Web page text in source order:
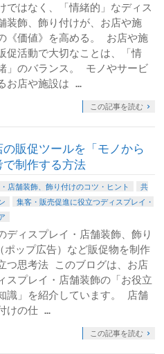
ではなく、「情緒的」なディス
装飾、飾り付けが、お店や施
《価値》を高める。 お店や施
促活動で大切なことは、「情
」のバランス。 モノやサービ
お店や施設は …
この記事を読む
販促ツールを「モノから
で制作する方法
店舗装飾、飾り付けのコツ・ヒント
共
集客・販売促進に役立つディスプレイ・
ディスプレイ・店舗装飾、飾り
ポップ広告）など販促物を制作
つ思考法 このブログは、お店
スプレイ・店舗装飾の「お役立
識」を紹介しています。 店舗
けの仕 …
この記事を読む